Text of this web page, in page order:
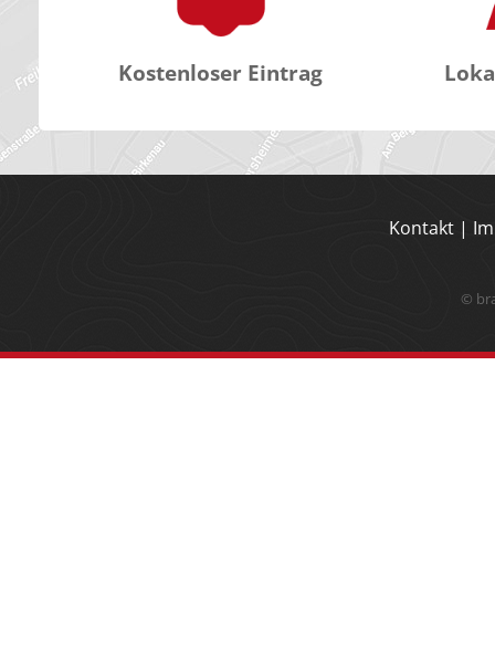
Kostenloser Eintrag
Kontakt |
©